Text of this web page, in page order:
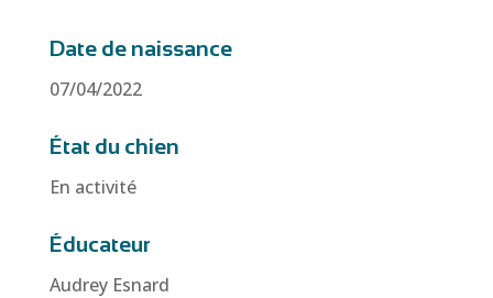
Date de naissance
07/04/2022
État du chien
En activité
Éducateur
Audrey Esnard